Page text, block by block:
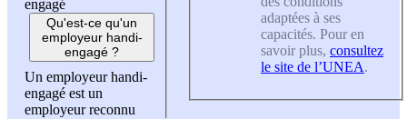
engagé
Qu'est-ce qu'un
employeur handi-
engagé ?
Un employeur handi-
engagé est un
employeur reconnu
adaptées à ses
capacités. Pour en
savoir plus, consultez
le site de l’UNEA.